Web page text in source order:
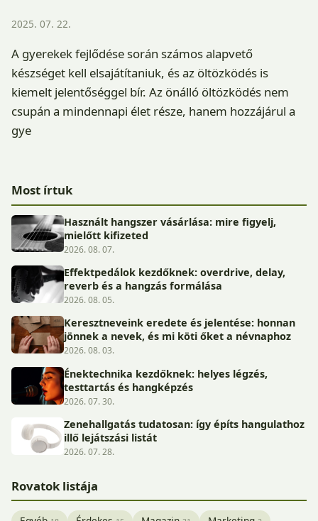
2025. 07. 22.
A gyerekek fejlődése során számos alapvető
készséget kell elsajátítaniuk, és az öltözködés is
kiemelt jelentőséggel bír. Az önálló öltözködés nem
csupán a mindennapi élet része, hanem hozzájárul a
gye
Most írtuk
Használt hangszer vásárlása: mire figyelj,
mielőtt kifizeted
2026. 08. 07.
Effektpedálok kezdőknek: overdrive, delay,
reverb és a hangzás formálása
2026. 08. 05.
Keresztneveink eredete és jelentése: honnan
jönnek a nevek, és mi köti őket a névnaphoz
2026. 08. 03.
Énektechnika kezdőknek: helyes légzés,
testtartás és hangképzés
2026. 07. 30.
Zenehallgatás tudatosan: így építs hangulathoz
illő lejátszási listát
2026. 07. 28.
Rovatok listája